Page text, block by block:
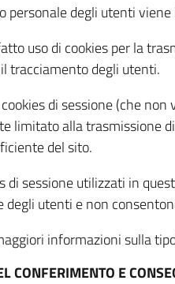
personale degli utenti
uso di cookies per la
tracciamento degli utenti.
cookies di sessione (che
limitato alla trasmissione
del sito.
di sessione utilizzati in
degli utenti e non
informazioni sulla
CONFERIMENTO E